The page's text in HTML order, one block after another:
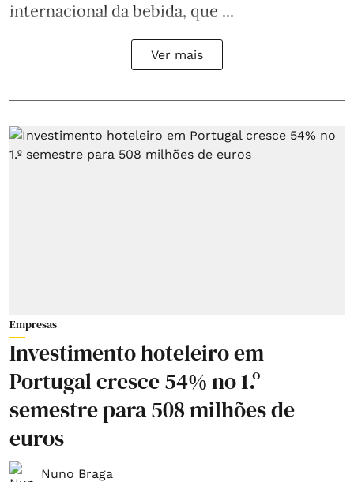
internacional da bebida, que ...
Ver mais
Empresas
Investimento hoteleiro em
Portugal cresce 54% no 1.º
semestre para 508 milhões de
euros
Nuno Braga